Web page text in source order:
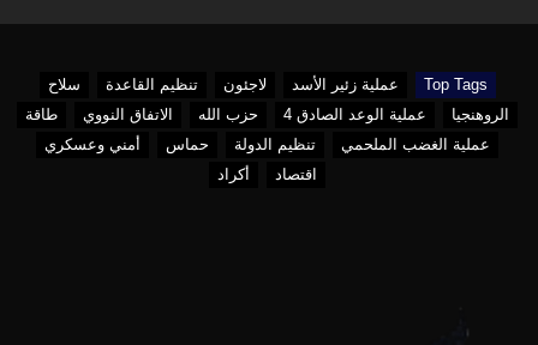
Top Tags عملية زئير الأسد لاجئون تنظيم القاعدة
سلاح
الروهنجيا
عملية الوعد الصادق 4 حزب الله الاتفاق النووي
طاقة
عملية الغضب الملحمي
تنظيم الدولة حماس
أمني وعسكري
اقتصاد
أكراد